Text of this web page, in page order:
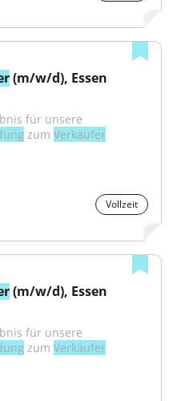
(m/w/d), Essen
für unsere
zum Verkäufer
Vollzeit
(m/w/d), Essen
für unsere
zum Verkäufer